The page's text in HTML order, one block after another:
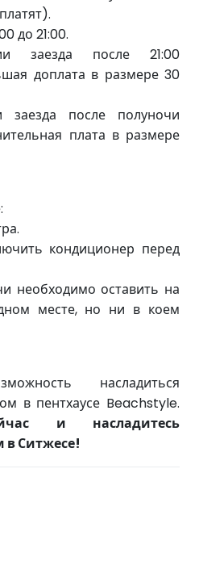
до 21:00.
заезда после 21:00
доплата в размере 30
заезда после
полуночи
плата в размере
кондиционер перед
необходимо оставить на
месте, но ни в коем
насладиться
в пентхаусе Beachstyle.
и насладитесь
Ситжесе!